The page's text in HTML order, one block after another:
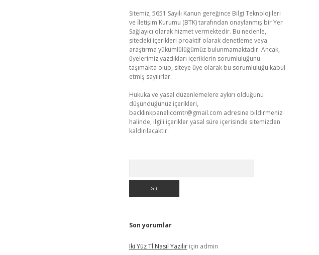
Sitemiz, 5651 Sayılı Kanun gereğince Bilgi Teknolojileri
ve İletişim Kurumu (BTK) tarafından onaylanmış bir Yer
Sağlayıcı olarak hizmet vermektedir. Bu nedenle,
sitedeki içerikleri proaktif olarak denetleme veya
araştırma yükümlülüğümüz bulunmamaktadır. Ancak,
üyelerimiz yazdıkları içeriklerin sorumluluğunu
taşımakta olup, siteye üye olarak bu sorumluluğu kabul
etmiş sayılırlar.
Hukuka ve yasal düzenlemelere aykırı olduğunu
düşündüğünüz içerikleri,
backlinkpanelicomtr@gmail.com adresine bildirmeniz
halinde, ilgili içerikler yasal süre içerisinde sitemizden
kaldırılacaktır.
Son yorumlar
Iki Yüz Tl Nasıl Yazılıriçin admin